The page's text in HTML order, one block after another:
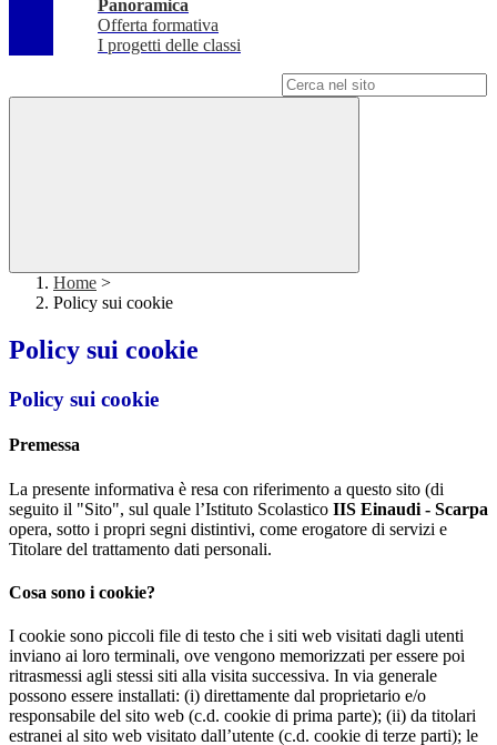
Panoramica
Offerta formativa
I progetti delle classi
Home >
Policy sui cookie
Policy sui cookie
Policy sui cookie
Premessa
La presente informativa è resa con riferimento a questo sito (di
seguito il "Sito", sul quale l’Istituto Scolastico IIS Einaudi - Scarpa
opera, sotto i propri segni distintivi, come erogatore di servizi e
Titolare del trattamento dati personali.
Cosa sono i cookie?
I cookie sono piccoli file di testo che i siti web visitati dagli utenti
inviano ai loro terminali, ove vengono memorizzati per essere poi
ritrasmessi agli stessi siti alla visita successiva. In via generale
possono essere installati: (i) direttamente dal proprietario e/o
responsabile del sito web (c.d. cookie di prima parte); (ii) da titolari
estranei al sito web visitato dall’utente (c.d. cookie di terze parti); le